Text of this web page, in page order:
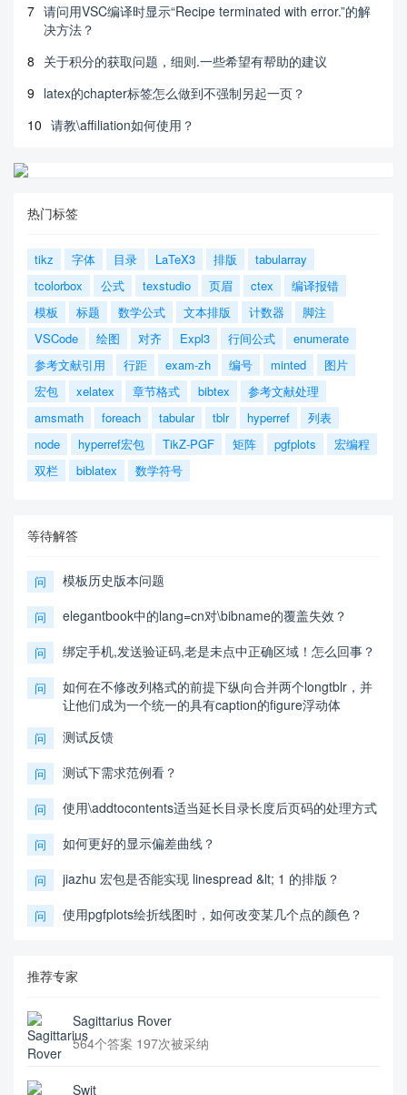
7 请问用VSC编译时显示“Recipe terminated with error.”的解
决方法？
8 关于积分的获取问题，细则.一些希望有帮助的建议
9 latex的chapter标签怎么做到不强制另起一页？
10 请教\affiliation如何使用？
热门标签
tikz 字体 目录 LaTeX3 排版
tabularray
tcolorbox
公式 texstudio 页眉 ctex
编译报错
模板
标题 数学公式 文本排版 计数器
脚注
VSCode
绘图 对齐 Expl3 行间公式
enumerate
参考文献引用
行距 exam-zh 编号 minted
图片
宏包
xelatex 章节格式 bibtex
参考文献处理
amsmath
foreach tabular tblr hyperref
列表
node
hyperref宏包 TikZ-PGF 矩阵 pgfplots
宏编程
双栏
biblatex 数学符号
等待解答
问 模板历史版本问题
问 elegantbook中的lang=cn对\bibname的覆盖失效？
问 绑定手机,发送验证码,老是未点中正确区域！怎么回事？
问
如何在不修改列格式的前提下纵向合并两个longtblr，并
让他们成为一个统一的具有caption的figure浮动体
问 测试反馈
问 测试下需求范例看？
问 使用\addtocontents适当延长目录长度后页码的处理方式
问 如何更好的显示偏差曲线？
问 jiazhu 宏包是否能实现 linespread &lt; 1 的排版？
问 使用pgfplots绘折线图时，如何改变某几个点的颜色？
推荐专家
Sagittarius Rover
564个答案 197次被采纳
Swit